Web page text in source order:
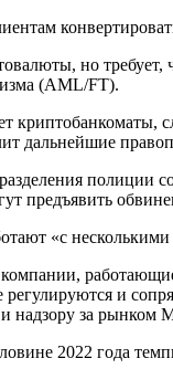
но
(AML/FT).
криптобанкоматы,
дальнейшие
полиции
предъявить
«с
регулируются и
надзору за рынком
2022 года